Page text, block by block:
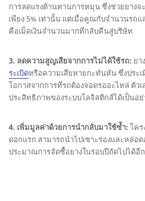
การลดแรงต้านทานการหมุน ซึ่งช่วยยาง
เพียง 5% เท่านั้น แต่เมื่อคูณกับจำนวนรถ
คือเม็ดเงินจำนวนมากที่กลับคืนสู่บริษัท
3. ลดความสูญเสียจากการไม่ได้ใช้รถ: ยา
ระเบิดหรือความเสียหายกะทันหัน ซึ่งประ
โอกาสจากการที่รถต้องจอดรออะไหล่ ตั
ประสิทธิภาพของระบบโลจิสติกส์ได้เป็นอย่
4. เพิ่มมูลค่าด้วยการนำกลับมาใช้ซ้ำ: โค
ดอกแรก สามารถนำไปเซาะร่องและหล่อ
ประมาณการจัดซื้อยางในรอบปีถัดไปได้อี